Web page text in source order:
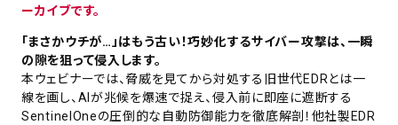
ーカイブです。
「まさかウチが…」はもう古い！巧妙化するサイバー攻撃は、一瞬
の隙を狙って侵入します。
本ウェビナーでは、脅威を見てから対処する旧世代EDRとは一
線を画し、AIが兆候を爆速で捉え、侵入前に即座に遮断する
SentinelOneの圧倒的な自動防御能力を徹底解剖！他社製EDR